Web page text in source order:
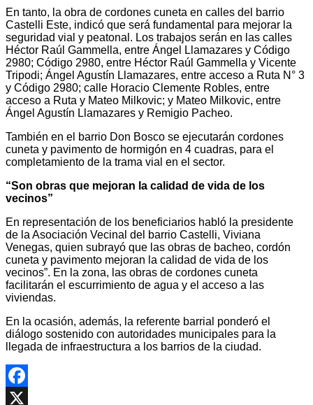
En tanto, la obra de cordones cuneta en calles del barrio
Castelli Este, indicó que será fundamental para mejorar la
seguridad vial y peatonal. Los trabajos serán en las calles
Héctor Raúl Gammella, entre Ángel Llamazares y Código
2980; Código 2980, entre Héctor Raúl Gammella y Vicente
Tripodi; Ángel Agustín Llamazares, entre acceso a Ruta N° 3
y Código 2980; calle Horacio Clemente Robles, entre
acceso a Ruta y Mateo Milkovic; y Mateo Milkovic, entre
Ángel Agustín Llamazares y Remigio Pacheo.
También en el barrio Don Bosco se ejecutarán cordones
cuneta y pavimento de hormigón en 4 cuadras, para el
completamiento de la trama vial en el sector.
“Son obras que mejoran la calidad de vida de los
vecinos”
En representación de los beneficiarios habló la presidente
de la Asociación Vecinal del barrio Castelli, Viviana
Venegas, quien subrayó que las obras de bacheo, cordón
cuneta y pavimento mejoran la calidad de vida de los
vecinos”. En la zona, las obras de cordones cuneta
facilitarán el escurrimiento de agua y el acceso a las
viviendas.
En la ocasión, además, la referente barrial ponderó el
diálogo sostenido con autoridades municipales para la
llegada de infraestructura a los barrios de la ciudad.
Facebook